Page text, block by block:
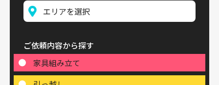
ご依頼内容から探す
家具組み立て